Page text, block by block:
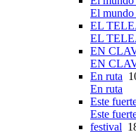
El
EL
EL
EN
EN
En ruta
En ruta
Este
Este
festival